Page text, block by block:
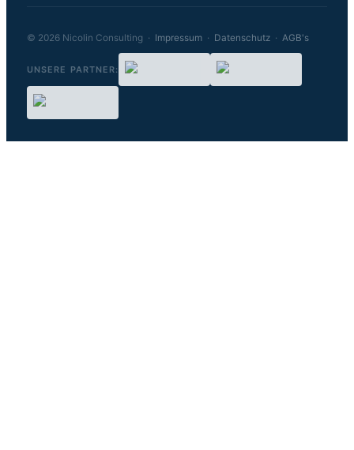
© 2026 Nicolin Consulting · Impressum· Datenschutz· AGB's
UNSERE PARTNER: